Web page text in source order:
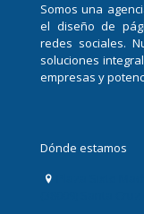
Somos una
el diseño de
redes sociales.
soluciones
empresas y
Dónde estamos